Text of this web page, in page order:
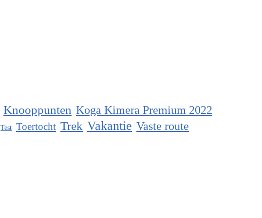
Knooppunten Koga Kimera Premium 2022
Test Toertocht Trek Vakantie Vaste route